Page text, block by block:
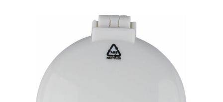
Minimale afname: 1